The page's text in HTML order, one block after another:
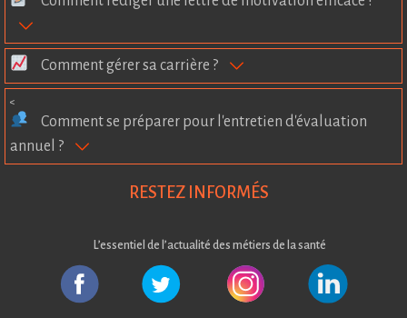
Comment gérer sa carrière ?
<
Comment se préparer pour l'entretien d'évaluation
annuel ?
RESTEZ INFORMÉS
L’essentiel de l’actualité des métiers de la santé